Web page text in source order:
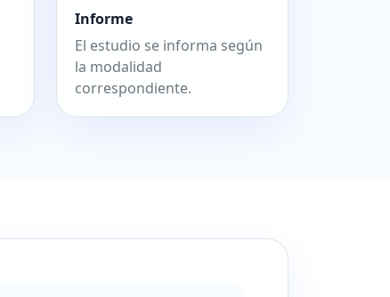
Informe
El estudio se informa según
la modalidad
correspondiente.